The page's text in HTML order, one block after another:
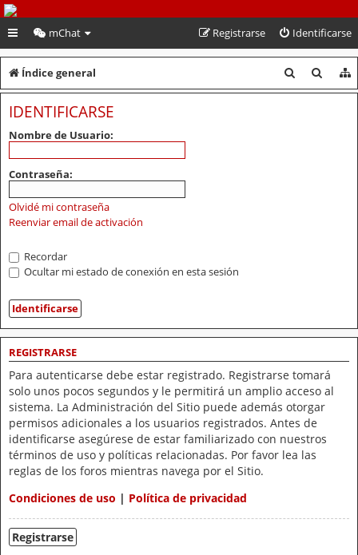
PeruVoley.com
mChat Identificarse
Registrarse
Índice general
u
u
IDENTIFICARSE
Nombre de Usuario:
Contraseña:
Olvidé mi contraseña
Reenviar email de activación
Recordar
Ocultar mi estado de conexión en esta sesión
REGISTRARSE
Para autenticarse debe estar registrado. Registrarse tomará
solo unos pocos segundos y le permitirá un amplio acceso al
sistema. La Administración del Sitio puede además otorgar
permisos adicionales a los usuarios registrados. Antes de
identificarse asegúrese de estar familiarizado con nuestros
términos de uso y políticas relacionadas. Por favor lea las
reglas de los foros mientras navega por el Sitio.
Condiciones de uso | Política de privacidad
Registrarse